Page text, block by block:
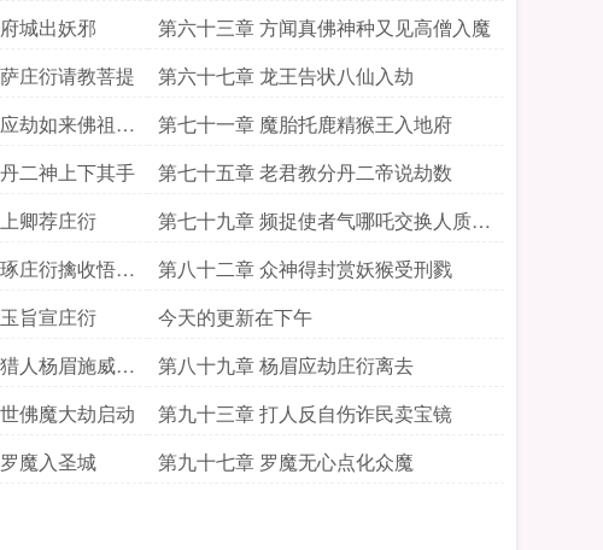
城出妖邪
第六十三章 方闻真佛神种又见高僧入魔
庄衍请教菩提
第六十七章 龙王告状八仙入劫
劫如来佛祖说
第七十一章 魔胎托鹿精猴王入地府
二神上下其手
第七十五章 老君教分丹二帝说劫数
卿荐庄衍
第七十九章 频捉使者气哪吒交换人质追
宝塔
庄衍擒收悟空
第八十二章 众神得封赏妖猴受刑戮
旨宣庄衍
今天的更新在下午
人杨眉施威败
第八十九章 杨眉应劫庄衍离去
佛魔大劫启动
第九十三章 打人反自伤诈民卖宝镜
魔入圣城 第九十七章 罗魔无心点化众魔